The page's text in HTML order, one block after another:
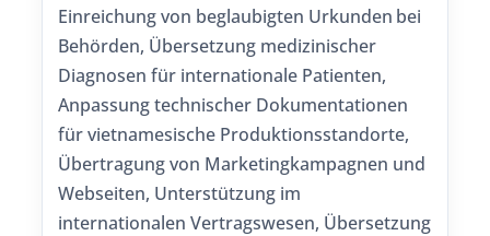
Einreichung von beglaubigten Urkunden bei
Behörden, Übersetzung medizinischer
Diagnosen für internationale Patienten,
Anpassung technischer Dokumentationen
für vietnamesische Produktionsstandorte,
Übertragung von Marketingkampagnen und
Webseiten, Unterstützung im
internationalen Vertragswesen, Übersetzung